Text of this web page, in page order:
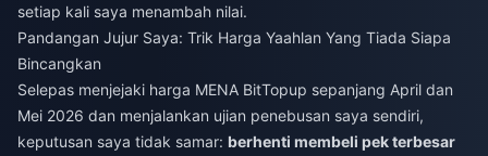
setiap kali saya menambah nilai.
Pandangan Jujur Saya: Trik Harga Yaahlan Yang Tiada Siapa
Bincangkan
Selepas menjejaki harga MENA BitTopup sepanjang April dan
Mei 2026 dan menjalankan ujian penebusan saya sendiri,
keputusan saya tidak samar: berhenti membeli pek terbesar